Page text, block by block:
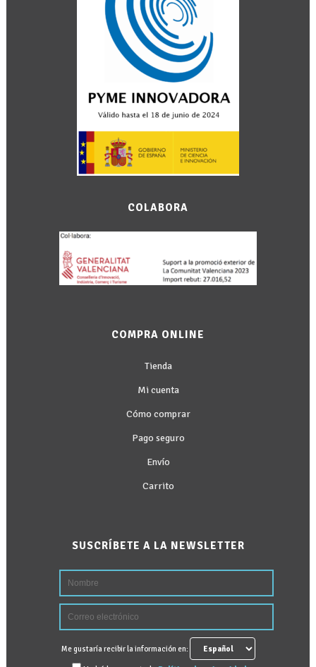
COLABORA
COMPRA ONLINE
Tienda
Mi cuenta
Cómo comprar
Pago seguro
Envío
Carrito
SUSCRÍBETE A LA NEWSLETTER
Me gustaría recibir la información en: